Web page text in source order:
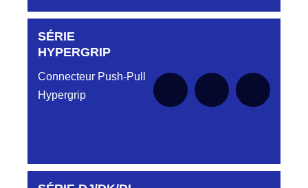
Aucune pièce disponible pour cette série pour
SÉRIE
HYPERGRIP
Connecteur Push-Pull
Hypergrip